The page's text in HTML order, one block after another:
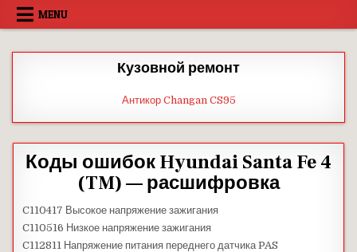
Skip
MENU
Кузовной ремонт
Антикор Changan CS95
Коды ошибок Hyundai Santa Fe 4
(TM) — расшифровка
C110417 Высокое напряжение зажигания
C110516 Низкое напряжение зажигания
C112811 Напряжение питания переднего датчика PAS